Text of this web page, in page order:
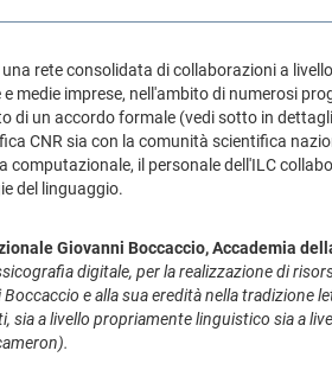
rete consolidata di collaborazioni a
medie imprese, nell'ambito di numerosi
di un accordo formale (vedi sotto in
CNR sia con la comunità scientifica
computazionale, il personale dell'ILC
del linguaggio.
Giovanni Boccaccio, Accademia
digitale, per la realizzazione di
e alla sua eredità nella tradizione
sia a livello propriamente linguistico sia a